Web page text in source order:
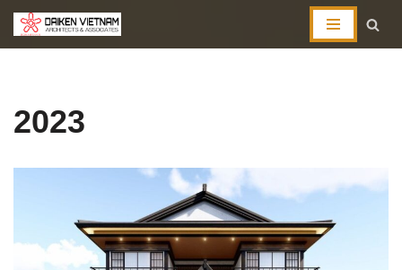
コ
ン
ツ
プ
2023